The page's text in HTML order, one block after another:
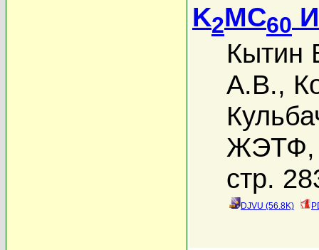
K2MC60
Кытин
А.В.,
ЖЭТФ,
стр.
DJVU (56.8K)